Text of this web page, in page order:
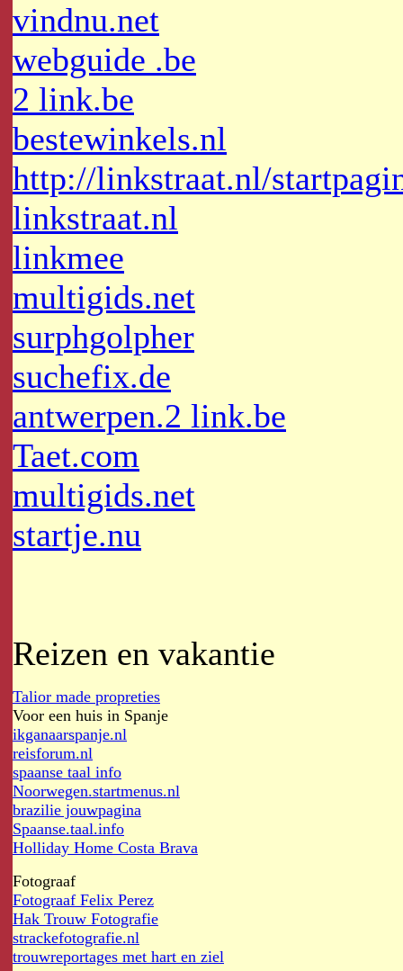
vindnu.net
webguide .be
2 link.be
bestewinkels.nl
http://linkstraat.nl/
linkstraat.nl
linkmee
multigids.net
surphgolpher
suchefix.de
antwerpen.2 link.be
Taet.com
multigids.net
startje.nu
Reizen en vakantie
Talior made propreties
Voor een huis in Spanje
ikganaarspanje.nl
reisforum.nl
spaanse taal info
Noorwegen.startmenus.nl
brazilie jouwpagina
Spaanse.taal.info
Holliday Home Costa Brava
Fotograaf
Fotograaf Felix Perez
Hak Trouw Fotografie
strackefotografie.nl
trouwreportages met hart en ziel